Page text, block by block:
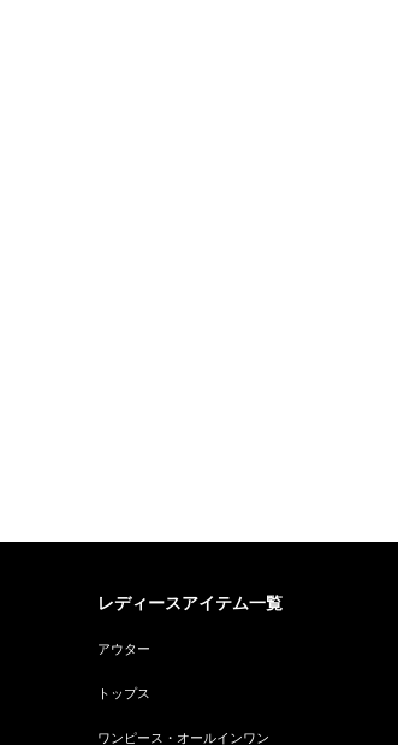
レディースアイテム一覧
アウター
トップス
ワンピース・オールインワン